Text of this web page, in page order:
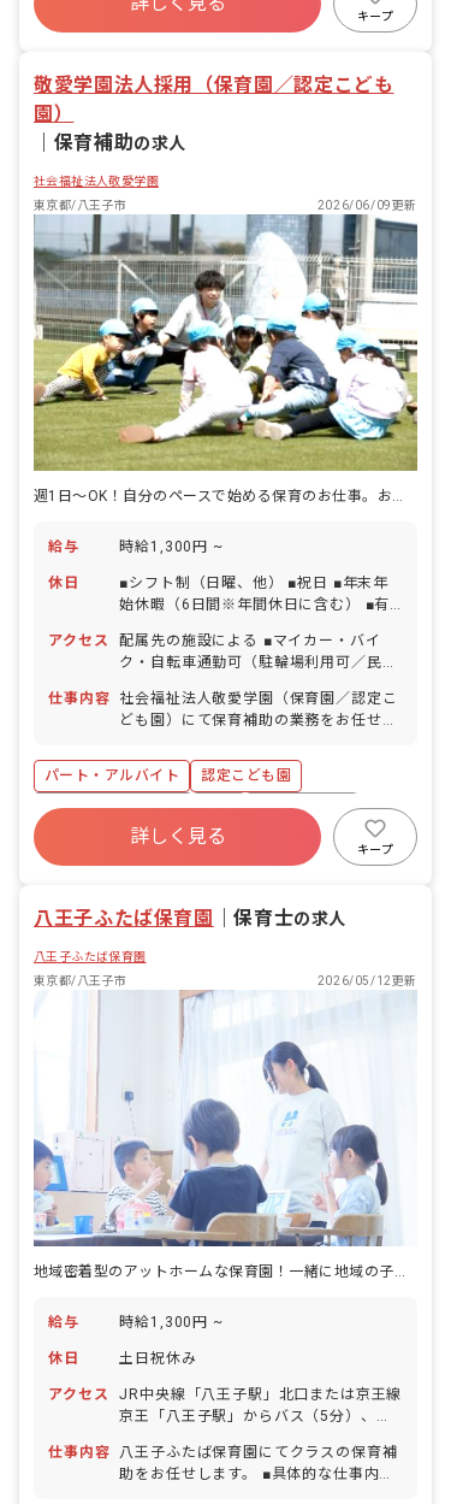
募時にご相談ください。） 敬愛こども
園：東京都八王子市散田町5-3-1 敬愛た
550-32 みなみ野敬愛保育園：東京都八
クレヨン保育園：東京都八王子市散田町
八王子市散田町4-7-11 敬愛高倉保育園：
東京都八王子市高倉町46-1 敬愛フレン
ド保育園：東京都八王子市上柚木3-7 敬
愛きたの保育園：東京都八王子市北野町
545-3 多摩境敬愛保育園：東京都町田市
小山町4464 敬愛桃の実保育園：東京都
町田市小山ヶ丘3-28
昇給昇進あり
産休育休制度
社会福祉法人
キープ
敬愛学園法人採用（保育園／認定こども
園）
保育補助の求人
社会福祉法人敬愛学園
東京都/八王子市
2026/06/09更新
給与 時給1,300円 ~
休日
■シフト制（日曜、他） ■祝日 ■年末年
始休暇（6日間※年間休日に含む） ■有
得可／5日以上の連休相談OK） ■産前産
後・育児休暇（取得率100％・復帰率
100％） ■バースデイ休暇 ・お休みの取
りやすさについて ライフステージに合わ
立も実現できます。
アクセス
配属先の施設による ■マイカー・バイ
ク・自転車通勤可（駐輪場利用可／民間
ため、採用後に各施設より案内いたしま
す）
仕事内容
社会福祉法人敬愛学園（保育園／認定こ
ども園）にて保育補助の業務をお任せし
境整備（掃除・遊具の消毒・給食の配
膳・午睡準備等） ・園庭の環境整備 ・
保育の補助 ・午睡の見守り等 ■勤務施設
以下いずれかの勤務になります。（応募
時にご相談ください。） 敬愛こども園：
東京都八王子市散田町5-3-1 敬愛たかお
みなみ野敬愛保育園：東京都八王子市七
八王子市大和田町2-20-2 敬愛クレヨン保
育園：東京都八王子市散田町5-8-20 敬愛
シンフォニー保育園：東京都八王子市散
田町4-7-11 敬愛高倉保育園：東京都八王
子市高倉町46-1 敬愛フレンド保育園：
東京都八王子市上柚木3-7 敬愛きたの保
育園：東京都八王子市北野町545-3 多摩
境敬愛保育園：東京都町田市小山町
4464 敬愛桃の実保育園：東京都町田市
小山ヶ丘3-28
パート・アルバイト
認定こども園
ボーナス・賞与あり
有給
福利厚生充実
昇給昇進あり
産休育休制度
社会福祉法人
詳しく見る
キープ
八王子ふたば保育園 ｜保育士の求人
八王子ふたば保育園
東京都/八王子市
2026/05/12更新
給与 時給1,300円 ~
休日 土日祝休み
アクセス
JR中央線「八王子駅」北口または京王線
京王「八王子駅」からバス（5分）、織
「西八王子駅」徒歩15分 JR中央線「八
王子駅」徒歩20分 ■⾃転⾞・バイク通勤
仕事内容
八王子ふたば保育園にてクラスの保育補
助をお任せします。 ■具体的な仕事内容